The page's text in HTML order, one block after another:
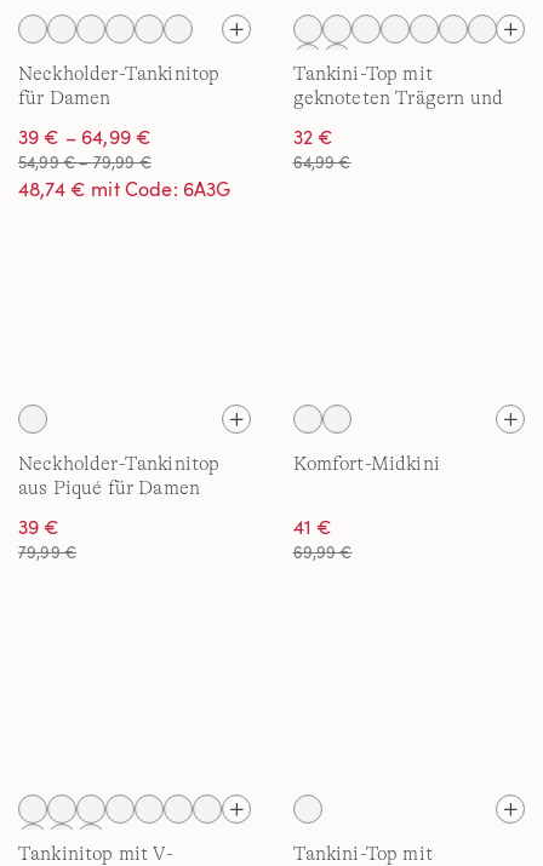
Neckholder-Tankinitop
für Damen
39 € – 64,99 €
54,99 € – 79,99 €
48,74 € mit Code: 6A3G
Tankini-Top mit
geknoteten Trägern und
32 €
64,99 €
Neckholder-Tankinitop
aus Piqué für Damen
39 €
79,99 €
Komfort-Midkini
41 €
69,99 €
Tankinitop mit V-
Tankini-Top mit